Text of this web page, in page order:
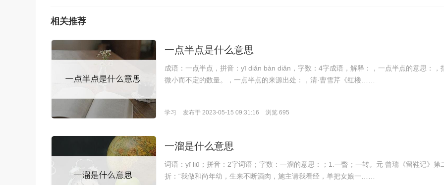
相关推荐
一点半点是什么意思
成语：一点半点，拼音：yī diǎn bàn diǎn，字数：4字成语，解释：，一点半点的意思：，
微小而不定的数量。，一点半点的来源出处：，清·曹雪芹《红楼……
学习 发布于 2023-05-15 09:31:16 浏览 695
一溜是什么意思
词语：yī liū；拼音：2字词语；字数：一溜的意思：；1.一瞥；一转。元 曾瑞《留鞋记》第
折：“我做和尚年幼，生来不断酒肉，施主请我看经，单把女娘一……